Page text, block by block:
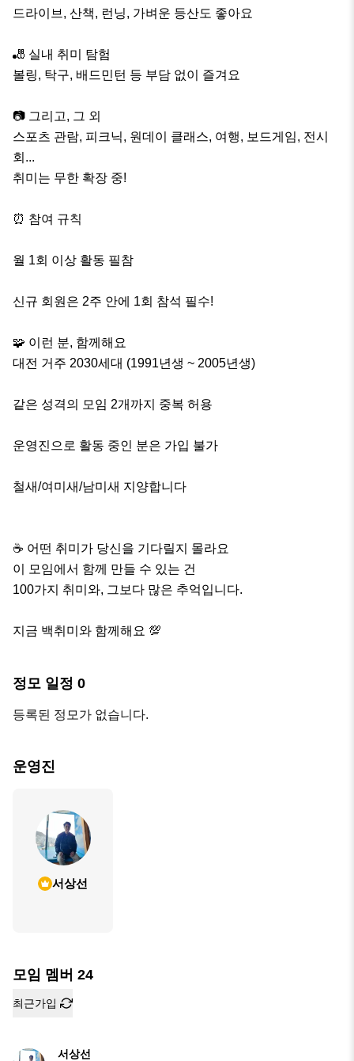
드라이브, 산책, 런닝, 가벼운 등산도 좋아요
🎳 실내 취미 탐험
볼링, 탁구, 배드민턴 등 부담 없이 즐겨요
📷 그리고, 그 외
스포츠 관람, 피크닉, 원데이 클래스, 여행, 보드게임, 전시
회...
취미는 무한 확장 중!
⏰ 참여 규칙
월 1회 이상 활동 필참
신규 회원은 2주 안에 1회 참석 필수!
🧩 이런 분, 함께해요
대전 거주 2030세대 (1991년생 ~ 2005년생)
같은 성격의 모임 2개까지 중복 허용
운영진으로 활동 중인 분은 가입 불가
철새/여미새/남미새 지양합니다
☕ 어떤 취미가 당신을 기다릴지 몰라요
이 모임에서 함께 만들 수 있는 건
100가지 취미와, 그보다 많은 추억입니다.
지금 백취미와 함께해요 💯
정모 일정 0
등록된 정모가 없습니다.
운영진
서상선
모임 멤버 24
최근가입
서상선